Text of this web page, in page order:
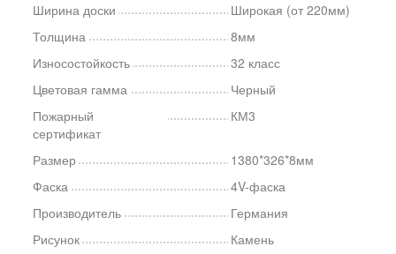
Ширина доски
Широкая (от 220мм)
Толщина
8мм
Износостойкость
32 класс
Цветовая гамма
Черный
Пожарный
сертификат
КМ3
Размер
1380*326*8мм
Фаска
4V-фаска
Производитель
Германия
Рисунок
Камень